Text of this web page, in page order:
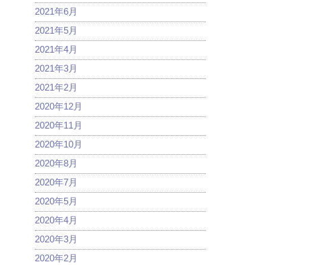
2021年6月
2021年5月
2021年4月
2021年3月
2021年2月
2020年12月
2020年11月
2020年10月
2020年8月
2020年7月
2020年5月
2020年4月
2020年3月
2020年2月